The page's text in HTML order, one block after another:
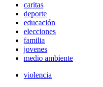
caritas
deporte
educación
elecciones
familia
jovenes
medio ambiente
violencia